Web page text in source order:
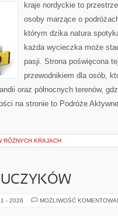
kraje nordyckie to
osoby marzące o
którym dzika natura
każda wycieczka może
pasji. Strona poświęcona
przewodnikiem dla osób,
oraz północnych terenów,
na stronie to Podróże
RÓŻNYCH KRAJACH
- 2026 MOŻLIWOŚĆ